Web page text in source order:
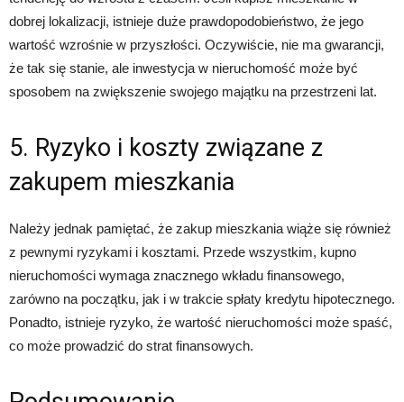
dobrej lokalizacji, istnieje duże prawdopodobieństwo, że jego
wartość wzrośnie w przyszłości. Oczywiście, nie ma gwarancji,
że tak się stanie, ale inwestycja w nieruchomość może być
sposobem na zwiększenie swojego majątku na przestrzeni lat.
5. Ryzyko i koszty związane z
zakupem mieszkania
Należy jednak pamiętać, że zakup mieszkania wiąże się również
z pewnymi ryzykami i kosztami. Przede wszystkim, kupno
nieruchomości wymaga znacznego wkładu finansowego,
zarówno na początku, jak i w trakcie spłaty kredytu hipotecznego.
Ponadto, istnieje ryzyko, że wartość nieruchomości może spaść,
co może prowadzić do strat finansowych.